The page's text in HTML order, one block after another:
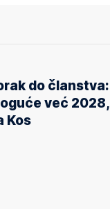
do članstva:
već 2028,
Kos